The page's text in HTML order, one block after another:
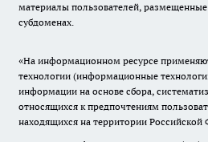
материалы пользователей, размещенные
субдоменах.
«На информационном ресурсе
технологии (информационные
информации на основе сбора,
относящихся к предпочтениям
находящихся на территории Российской